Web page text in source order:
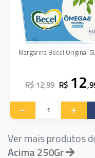
Margarina Becel Original
R$ 12,99 R$ 12
Ver mais produtos
Acima 250Gr